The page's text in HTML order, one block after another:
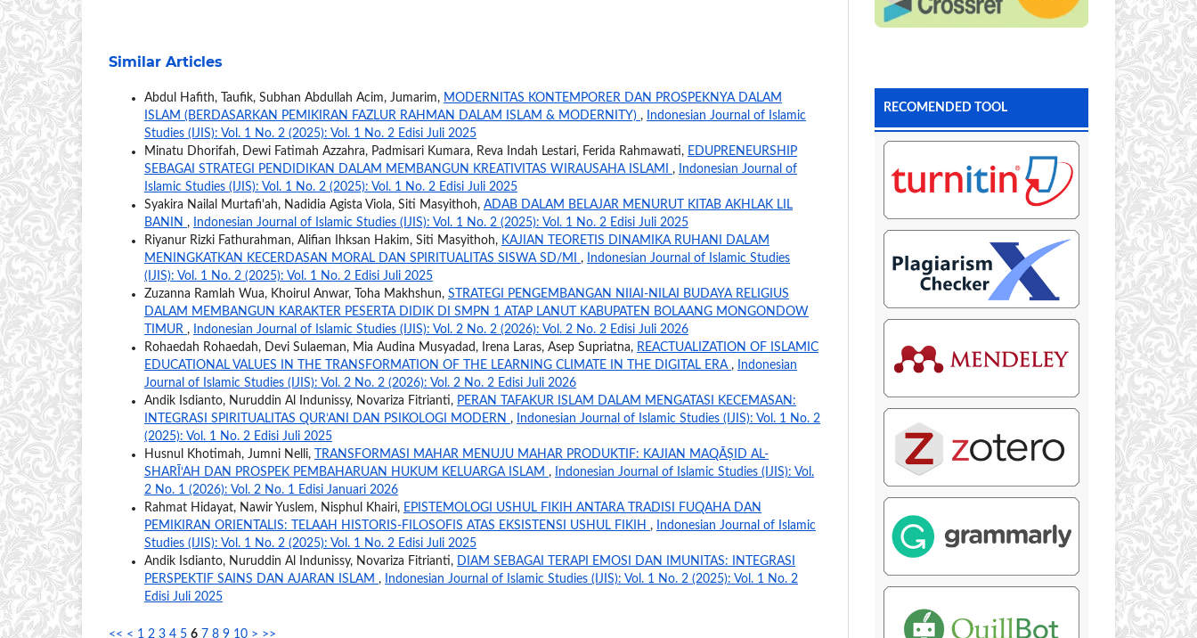
Similar Articles
Abdul Hafith, Taufik, Subhan Abdullah Acim, Jumarim, MODERNITAS KONTEMPORER DAN PROSPEKNYA DALAM
ISLAM (BERDASARKAN PEMIKIRAN FAZLUR RAHMAN DALAM ISLAM & MODERNITY) ,
Indonesian Journal of Islamic
Studies (IJIS): Vol. 1 No. 2 (2025): Vol. 1 No. 2 Edisi Juli 2025
Minatu Dhorifah, Dewi Fatimah Azzahra, Padmisari Kumara, Reva Indah Lestari, Ferida Rahmawati, EDUPRENEURSHIP
SEBAGAI STRATEGI PENDIDIKAN DALAM MEMBANGUN KREATIVITAS WIRAUSAHA ISLAMI ,
Indonesian Journal of
Islamic Studies (IJIS): Vol. 1 No. 2 (2025): Vol. 1 No. 2 Edisi Juli 2025
Syakira Nailal Murtafi'ah, Nadidia Agista Viola, Siti Masyithoh, ADAB DALAM BELAJAR MENURUT KITAB AKHLAK LIL
BANIN ,
Indonesian Journal of Islamic Studies (IJIS): Vol. 1 No. 2 (2025): Vol. 1 No. 2 Edisi Juli 2025
Riyanur Rizki Fathurahman, Alifian Ihksan Hakim, Siti Masyithoh, KAJIAN TEORETIS DINAMIKA RUHANI DALAM
MENINGKATKAN KECERDASAN MORAL DAN SPIRITUALITAS SISWA SD/MI ,
Indonesian Journal of Islamic Studies
(IJIS): Vol. 1 No. 2 (2025): Vol. 1 No. 2 Edisi Juli 2025
Zuzanna Ramlah Wua, Khoirul Anwar, Toha Makhshun, STRATEGI PENGEMBANGAN NIIAI-NILAI BUDAYA RELIGIUS
DALAM MEMBANGUN KARAKTER PESERTA DIDIK DI SMPN 1 ATAP LANUT KABUPATEN BOLAANG MONGONDOW
TIMUR ,
Indonesian Journal of Islamic Studies (IJIS): Vol. 2 No. 2 (2026): Vol. 2 No. 2 Edisi Juli 2026
Rohaedah Rohaedah, Devi Sulaeman, Mia Audina Musyadad, Irena Laras, Asep Supriatna, REACTUALIZATION OF ISLAMIC
EDUCATIONAL VALUES IN THE TRANSFORMATION OF THE LEARNING CLIMATE IN THE DIGITAL ERA ,
Indonesian
Journal of Islamic Studies (IJIS): Vol. 2 No. 2 (2026): Vol. 2 No. 2 Edisi Juli 2026
Andik Isdianto, Nuruddin Al Indunissy, Novariza Fitrianti, PERAN TAFAKUR ISLAM DALAM MENGATASI KECEMASAN:
INTEGRASI SPIRITUALITAS QUR’ANI DAN PSIKOLOGI MODERN ,
Indonesian Journal of Islamic Studies (IJIS): Vol. 1 No. 2
(2025): Vol. 1 No. 2 Edisi Juli 2025
Husnul Khotimah, Jumni Nelli,
TRANSFORMASI MAHAR MENUJU MAHAR PRODUKTIF: KAJIAN MAQĀṢID AL-
SHARĪ‘AH DAN PROSPEK PEMBAHARUAN HUKUM KELUARGA ISLAM ,
Indonesian Journal of Islamic Studies (IJIS): Vol.
2 No. 1 (2026): Vol. 2 No. 1 Edisi Januari 2026
Rahmat Hidayat, Nawir Yuslem, Nisphul Khairi, EPISTEMOLOGI USHUL FIKIH ANTARA TRADISI FUQAHA DAN
PEMIKIRAN ORIENTALIS: TELAAH HISTORIS-FILOSOFIS ATAS EKSISTENSI USHUL FIKIH ,
Indonesian Journal of Islamic
Studies (IJIS): Vol. 1 No. 2 (2025): Vol. 1 No. 2 Edisi Juli 2025
Andik Isdianto, Nuruddin Al Indunissy, Novariza Fitrianti, DIAM SEBAGAI TERAPI EMOSI DAN IMUNITAS: INTEGRASI
PERSPEKTIF SAINS DAN AJARAN ISLAM ,
Indonesian Journal of Islamic Studies (IJIS): Vol. 1 No. 2 (2025): Vol. 1 No. 2
Edisi Juli 2025
<< < 1 2 3 4 5 6 7 8 9 10 > >>
RECOMENDED TOOL